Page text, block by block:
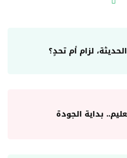
لزام أم تحدٍ؟
بداية الجودة